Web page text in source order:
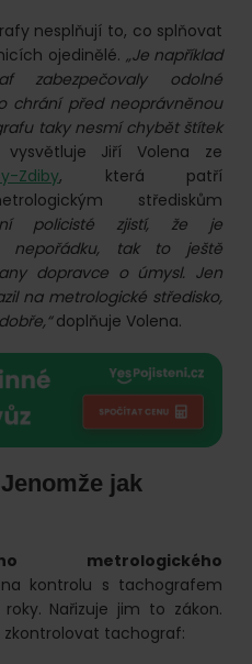
nesplňují to, co splňovat
ojedinělé. „Je například
zabezpečovaly odolné
chrání před neoprávněnou
taky nesmí chybět štítek
vysvětluje Jiří Volena ze
Zdiby, která patří
střediskům
policisté zjistí, že je
tak to ještě
dopravce o úmysl. Jen
na metrologické středisko,
doplňuje Volena.
jak
metrologického
kontrolu s tachografem
Nařizuje jim to zákon.
tachograf: